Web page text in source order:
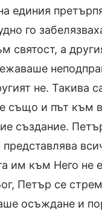
единия
го
святост, а
не. Такива
също и път към
създание.
им към Него не
Петър се
осъждане и